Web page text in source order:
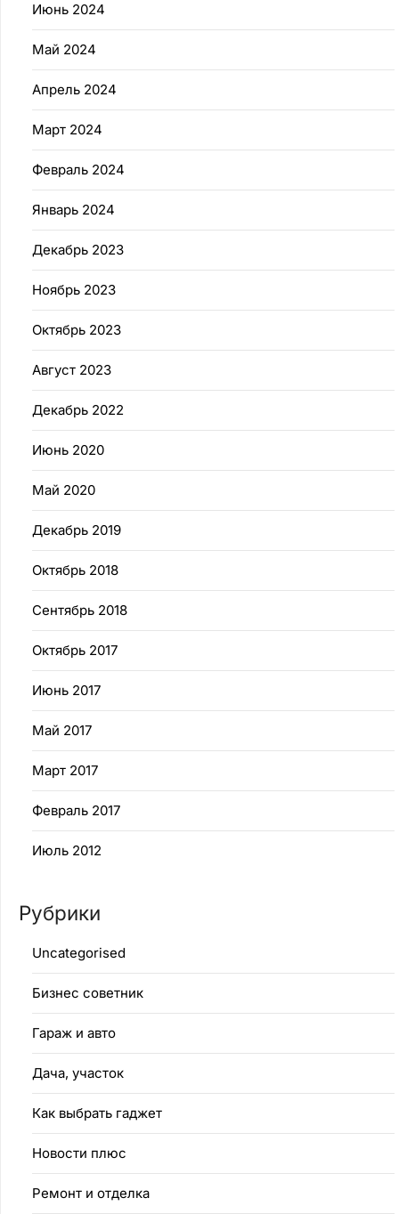
Июнь 2024
Май 2024
Апрель 2024
Март 2024
Февраль 2024
Январь 2024
Декабрь 2023
Ноябрь 2023
Октябрь 2023
Август 2023
Декабрь 2022
Июнь 2020
Май 2020
Декабрь 2019
Октябрь 2018
Сентябрь 2018
Октябрь 2017
Июнь 2017
Май 2017
Март 2017
Февраль 2017
Июль 2012
Рубрики
Uncategorised
Бизнес советник
Гараж и авто
Дача, участок
Как выбрать гаджет
Новости плюс
Ремонт и отделка